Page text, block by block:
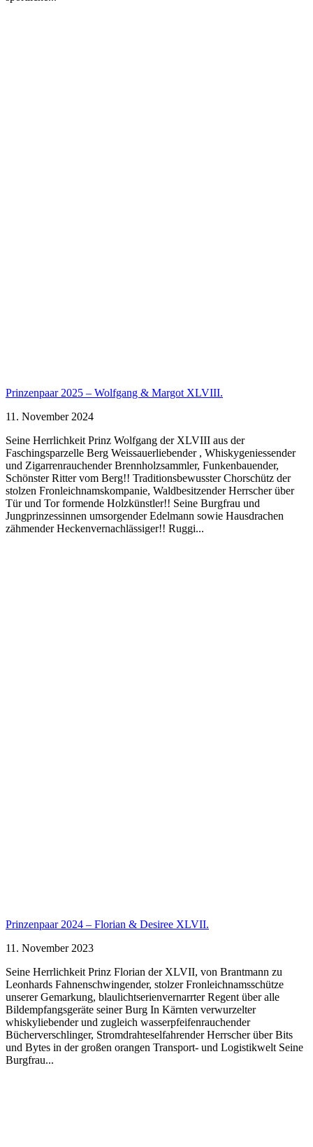
Prinzenpaar 2025 – Wolfgang & Margot XLVIII.
11. November 2024
Seine Herrlichkeit Prinz Wolfgang der XLVIII aus der
Faschingsparzelle Berg Weissauerliebender , Whiskygeniessender
und Zigarrenrauchender Brennholzsammler, Funkenbauender,
Schönster Ritter vom Berg!! Traditionsbewusster Chorschütz der
stolzen Fronleichnamskompanie, Waldbesitzender Herrscher über
Tür und Tor formende Holzkünstler!! Seine Burgfrau und
Jungprinzessinnen umsorgender Edelmann sowie Hausdrachen
zähmender Heckenvernachlässiger!! Ruggi...
Prinzenpaar 2024 – Florian & Desiree XLVII.
11. November 2023
Seine Herrlichkeit Prinz Florian der XLVII, von Brantmann zu
Leonhards Fahnenschwingender, stolzer Fronleichnamsschütze
unserer Gemarkung, blaulichtserienvernarrter Regent über alle
Bildempfangsgeräte seiner Burg In Kärnten verwurzelter
whiskyliebender und zugleich wasserpfeifenrauchender
Bücherverschlinger, Stromdrahteselfahrender Herrscher über Bits
und Bytes in der großen orangen Transport- und Logistikwelt Seine
Burgfrau...